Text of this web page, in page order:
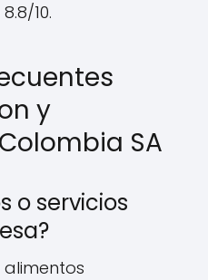
10.
y
SA
o servicios